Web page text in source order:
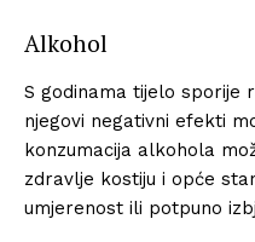
Alkohol
S godinama tijelo sporije
njegovi negativni efekti
konzumacija alkohola
zdravlje kostiju i opće
umjerenost ili potpuno